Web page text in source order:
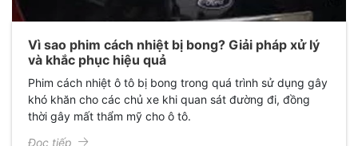
Vì sao phim cách nhiệt bị bong? Giải pháp xử lý
và khắc phục hiệu quả
Phim cách nhiệt ô tô bị bong trong quá trình sử dụng gây
khó khăn cho các chủ xe khi quan sát đường đi, đồng
thời gây mất thẩm mỹ cho ô tô.
Đọc tiếp